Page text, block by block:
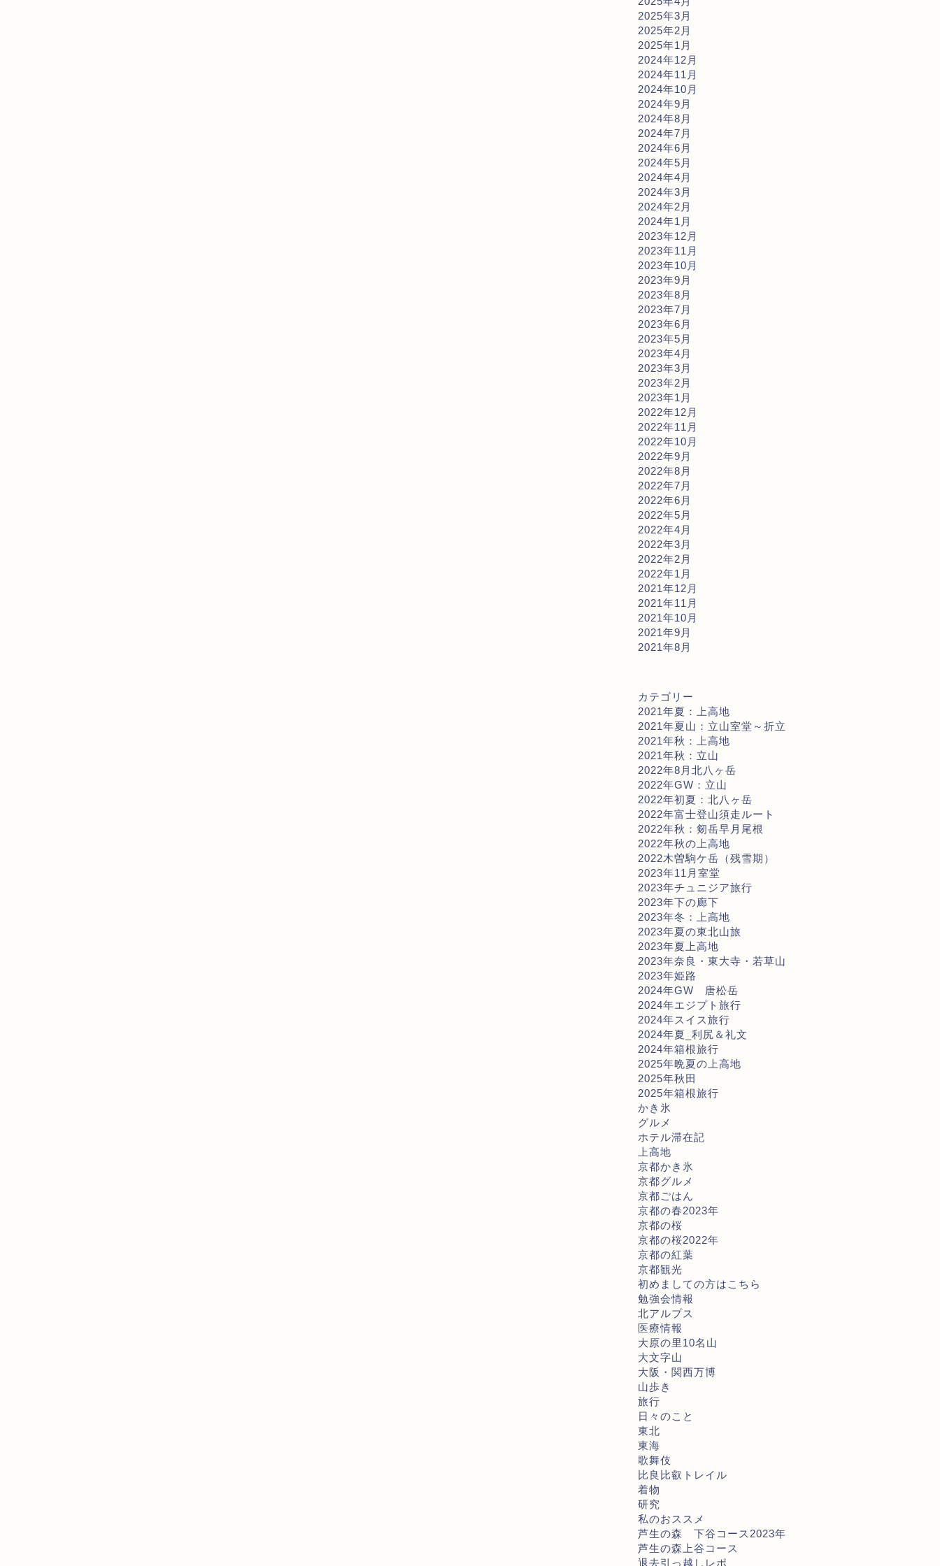
2025年3月
2025年2月
2025年1月
2024年12月
2024年11月
2024年10月
2024年9月
2024年8月
2024年7月
2024年6月
2024年5月
2024年4月
2024年3月
2024年2月
2024年1月
2023年12月
2023年11月
2023年10月
2023年9月
2023年8月
2023年7月
2023年6月
2023年5月
2023年4月
2023年3月
2023年2月
2023年1月
2022年12月
2022年11月
2022年10月
2022年9月
2022年8月
2022年7月
2022年6月
2022年5月
2022年4月
2022年3月
2022年2月
2022年1月
2021年12月
2021年11月
2021年10月
2021年9月
2021年8月
カテゴリー
2021年夏：上高地
2021年夏山：立山室堂～折立
2021年秋：上高地
2021年秋：立山
2022年8月北八ヶ岳
2022年GW：立山
2022年初夏：北八ヶ岳
2022年富士登山須走ルート
2022年秋：剱岳早月尾根
2022年秋の上高地
2022木曽駒ケ岳（残雪期）
2023年11月室堂
2023年チュニジア旅行
2023年下の廊下
2023年冬：上高地
2023年夏の東北山旅
2023年夏上高地
2023年奈良・東大寺・若草山
2023年姫路
2024年GW 唐松岳
2024年エジプト旅行
2024年スイス旅行
2024年夏_利尻＆礼文
2024年箱根旅行
2025年晩夏の上高地
2025年秋田
2025年箱根旅行
かき氷
グルメ
ホテル滞在記
上高地
京都かき氷
京都グルメ
京都ごはん
京都の春2023年
京都の桜
京都の桜2022年
京都の紅葉
京都観光
初めましての方はこちら
勉強会情報
北アルプス
医療情報
大原の里10名山
大文字山
大阪・関西万博
山歩き
旅行
日々のこと
東北
東海
歌舞伎
比良比叡トレイル
着物
研究
私のおススメ
芦生の森 下谷コース2023年
芦生の森上谷コース
退去引っ越しレポ